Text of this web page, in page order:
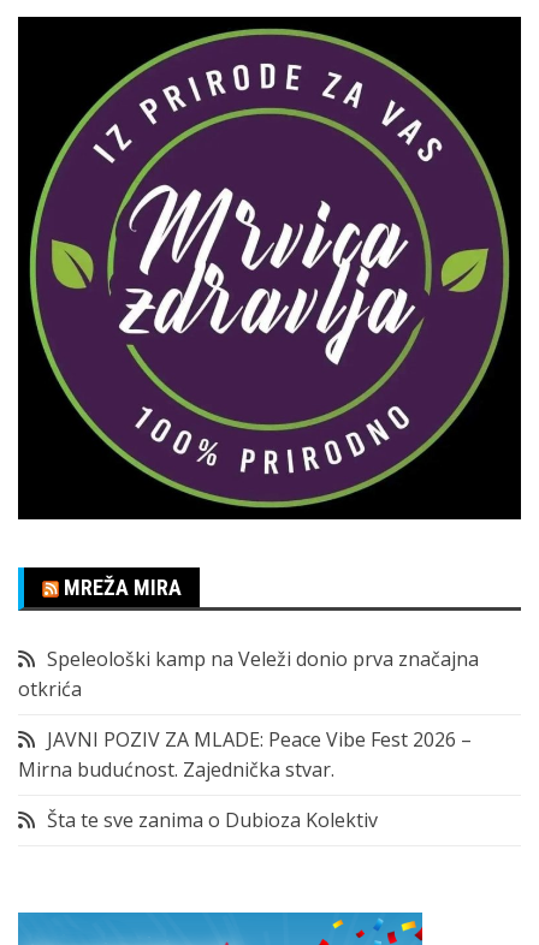
MREŽA MIRA
Speleološki kamp na Veleži donio prva značajna
otkrića
JAVNI POZIV ZA MLADE: Peace Vibe Fest 2026 –
Mirna budućnost. Zajednička stvar.
Šta te sve zanima o Dubioza Kolektiv